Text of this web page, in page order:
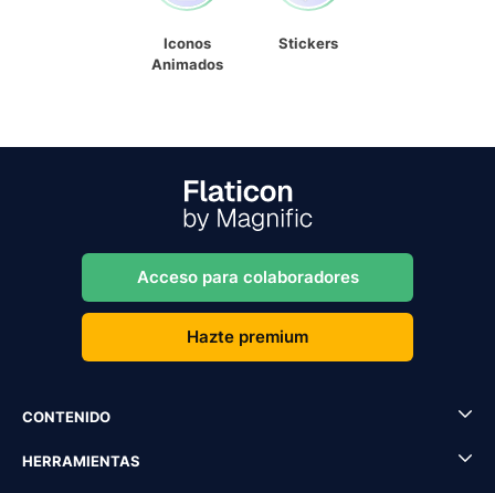
Iconos
Animados
Stickers
Acceso para colaboradores
Hazte premium
CONTENIDO
HERRAMIENTAS